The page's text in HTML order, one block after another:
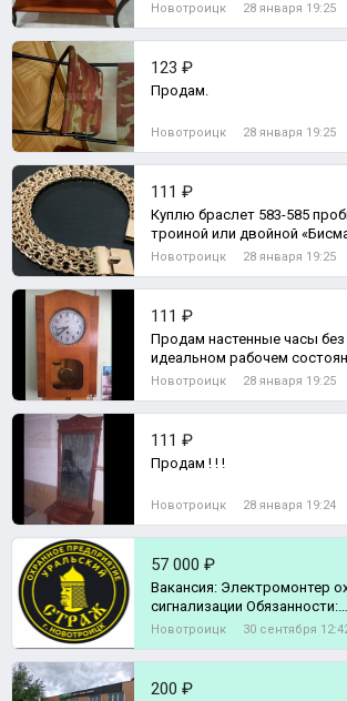
Новотроицк 28 января 19:25
123 ₽
Продам.
Новотроицк 28 января 19:25
111 ₽
Куплю браслет 583-585
троиной или двойной
35 до 50 грамм Именно «Бисмарк»
Новотроицк 28 января 19:25
111 ₽
Продам настенные часы без
идеальном рабочем
Новотроицк 28 января 19:25
111 ₽
Продам ! ! !
Новотроицк 28 января 19:24
57 000 ₽
Вакансия: Электромонтер охранной
сигнализации Обязанности:
Обеспечение бесперебойной
Новотроицк 30 сентября
200 ₽